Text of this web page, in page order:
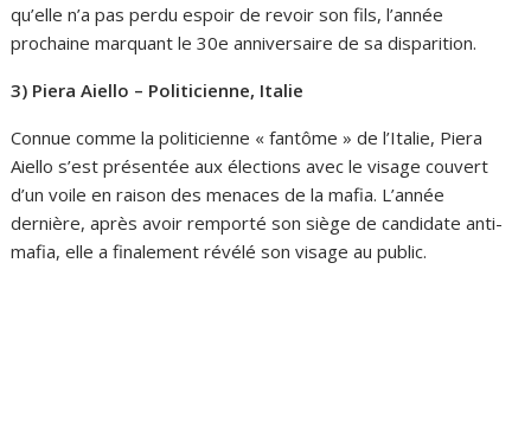
qu’elle n’a pas perdu espoir de revoir son fils, l’année
prochaine marquant le 30e anniversaire de sa disparition.
3) Piera Aiello – Politicienne, Italie
Connue comme la politicienne « fantôme » de l’Italie, Piera
Aiello s’est présentée aux élections avec le visage couvert
d’un voile en raison des menaces de la mafia. L’année
dernière, après avoir remporté son siège de candidate anti-
mafia, elle a finalement révélé son visage au public.